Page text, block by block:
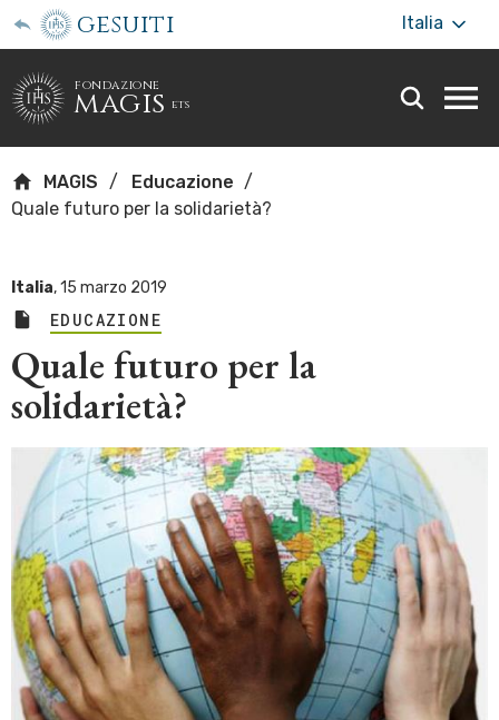
gesuiti Italia
fondazione
magis ets
MAGIS
Educazione
Quale futuro per la solidarietà?
Italia,15 marzo 2019
EDUCAZIONE
Quale futuro per la
solidarietà?